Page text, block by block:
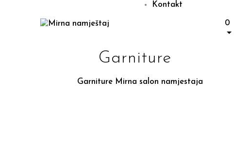
Kontakt
0
Garniture